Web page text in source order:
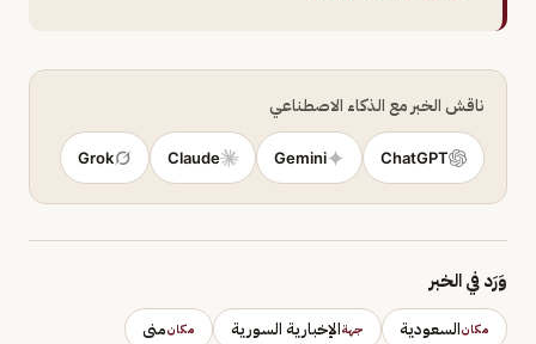
ناقش الخبر مع الذكاء الاصطناعي
ChatGPT
Gemini
Claude
Grok
وَرَد في الخبر
مكانالسعودية جهةالإخبارية السورية مكانمنى